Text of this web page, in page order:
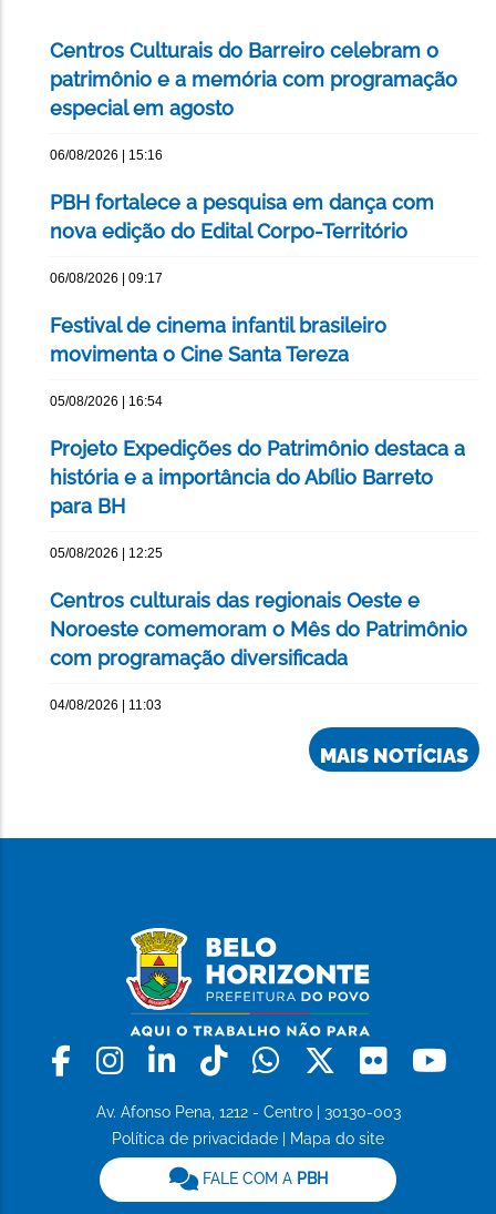
Centros Culturais do Barreiro celebram o
patrimônio e a memória com programação
especial em agosto
06/08/2026 | 15:16
PBH fortalece a pesquisa em dança com
nova edição do Edital Corpo-Território
06/08/2026 | 09:17
Festival de cinema infantil brasileiro
movimenta o Cine Santa Tereza
05/08/2026 | 16:54
Projeto Expedições do Patrimônio destaca a
história e a importância do Abílio Barreto
para BH
05/08/2026 | 12:25
Centros culturais das regionais Oeste e
Noroeste comemoram o Mês do Patrimônio
com programação diversificada
04/08/2026 | 11:03
MAIS NOTÍCIAS
Facebook
Instagram
LinkedinTiktokWhatsapp
X Flickr
Av. Afonso Pena, 1212 - Centro | 30130-003
Política de privacidade
Mapa do site
FALE COM A PBH